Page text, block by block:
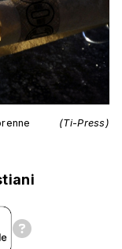
(Ti-Press)